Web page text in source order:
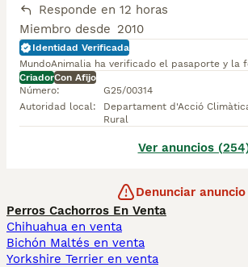
Responde en 12 horas
Miembro desde 2010
Identidad Verificada
MundoAnimalia ha verificado el pasaporte y la
CriadorCon Afijo
Número:
G25/00314
Autoridad local:
Departament d'Acció
Rural
Ver anuncios
Denunciar anuncio
Perros Cachorros En Venta
Chihuahua en venta
Bichón Maltés en venta
Yorkshire Terrier en venta